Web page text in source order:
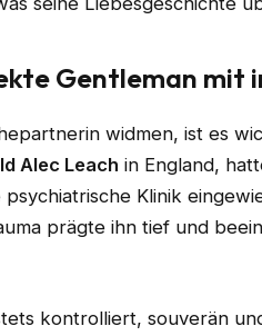
Gentleman mit
widmen, ist es
Alec Leach in England,
Klinik
prägte ihn tief und
kontrolliert, souverän